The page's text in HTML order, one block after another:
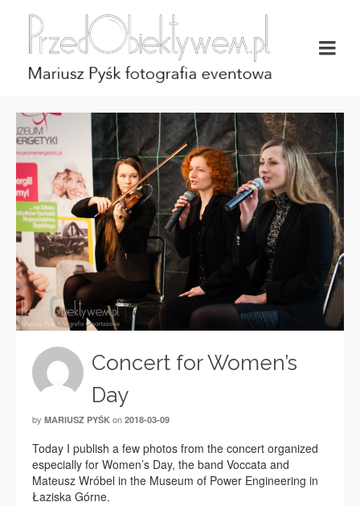
Concert for Women’s
Day
by MARIUSZ PYŚK on 2018-03-09
Today I publish a few photos from the concert organized
especially for Women’s Day, the band Voccata and
Mateusz Wróbel in the Museum of Power Engineering in
Łaziska Górne.